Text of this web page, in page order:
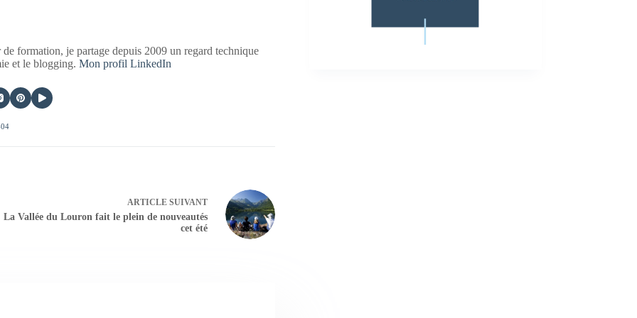
formation, je partage depuis 2009 un regard technique
et le blogging.Mon profil LinkedIn
ARTICLESUIVANT
La Vallée du Louron fait le plein de nouveautés
cet été